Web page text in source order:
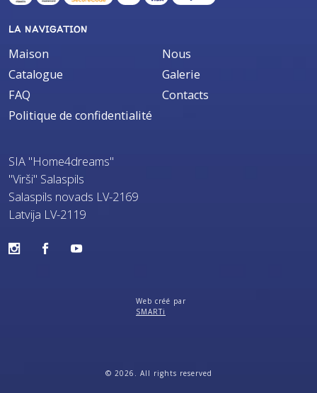
LA NAVIGATION
Maison
Nous
Catalogue
Galerie
FAQ
Contacts
Politique de confidentialité
SIA "Home4dreams"
"Virši" Salaspils
Salaspils novads LV-2169
Latvija LV-2119
© 2026. All rights reserved
Web créé par
SMARTi